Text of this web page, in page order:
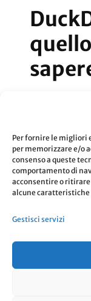
Per fornire le migliori
per memorizzare e/o
consenso a queste
comportamento di
acconsentire o
alcune caratteristiche
Gestisci servizi
Tutto
tiene alla
Aggiornato Il